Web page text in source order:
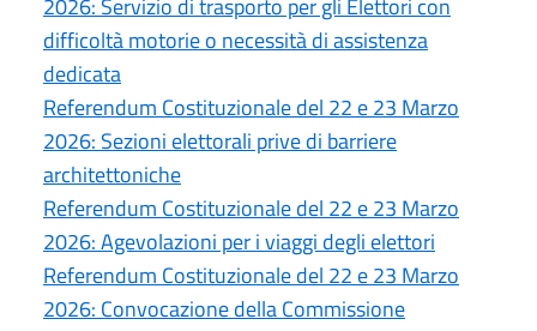
difficoltà motorie o necessità di assistenza
dedicata
Referendum Costituzionale del 22 e 23 Marzo
2026: Sezioni elettorali prive di barriere
architettoniche
Referendum Costituzionale del 22 e 23 Marzo
2026: Agevolazioni per i viaggi degli elettori
Referendum Costituzionale del 22 e 23 Marzo
2026: Convocazione della Commissione